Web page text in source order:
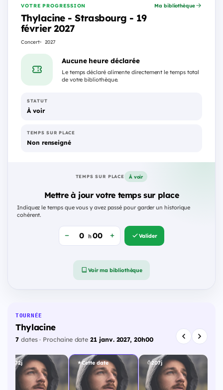
VOTRE PROGRESSION
Thylacine - Strasbourg - 19
février 2027
Concert 2027
Ma bibliothèque
Aucune heure déclarée
Le temps déclaré alimente directement le temps total
de votre bibliothèque.
STATUT
À voir
TEMPS SUR PLACE
Non renseigné
TEMPS SUR PLACE À voir
Mettre à jour votre temps sur place
Indiquez le temps que vous y avez passé pour garder un historique
cohérent.
h Valider
Voir ma bibliothèque
TOURNÉE
Thylacine
7dates · Prochaine date21 janv. 2027, 20h00
172j Cette date 207j